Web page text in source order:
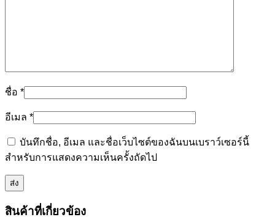
ชื่อ *
อีเมล *
บันทึกชื่อ, อีเมล และชื่อเว็บไซต์ของฉันบนเบราว์เซอร์นี้
สำหรับการแสดงความเห็นครั้งถัดไป
สินค้าที่เกี่ยวข้อง